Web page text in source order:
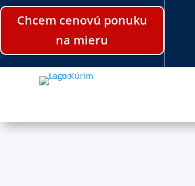
Chcem cenovú ponuku
na mieru